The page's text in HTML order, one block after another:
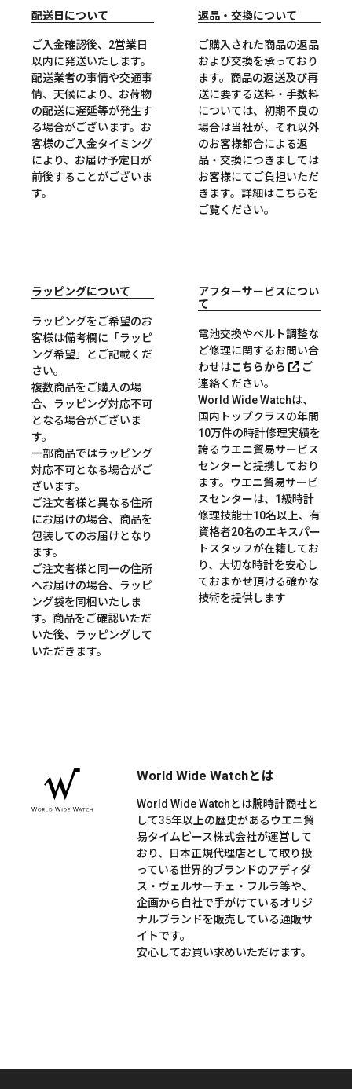
配送日について
ご入金確認後、2営業日
以内に発送いたします。
配送業者の事情や交通事
情、天候により、お荷物
の配送に遅延等が発生す
る場合がございます。お
客様のご入金タイミング
により、お届け予定日が
前後することがございま
す。
返品・交換について
ご購入された商品の返品
および交換を承っており
ます。商品の返送及び再
送に要する送料・手数料
については、初期不良の
場合は当社が、それ以外
のお客様都合による返
品・交換につきましては
お客様にてご負担いただ
きます。詳細はこちらを
ご覧ください。
ラッピングについて
ラッピングをご希望のお
客様は備考欄に「ラッピ
ング希望」とご記載くだ
さい。
複数商品をご購入の場
合、ラッピング対応不可
となる場合がございま
す。
一部商品ではラッピング
対応不可となる場合がご
ざいます。
ご注文者様と異なる住所
にお届けの場合、商品を
包装してのお届けとなり
ます。
ご注文者様と同一の住所
へお届けの場合、ラッピ
ング袋を同梱いたしま
す。商品をご確認いただ
いた後、ラッピングして
いただきます。
アフターサービスについ
て
電池交換やベルト調整な
ど修理に関するお問い合
わせはこちらから
ご
連絡ください。
World Wide Watchは、
国内トップクラスの年間
10万件の時計修理実績を
誇るウエニ貿易サービス
センターと提携しており
ます。ウエニ貿易サービ
スセンターは、1級時計
修理技能士10名以上、有
資格者20名のエキスパー
トスタッフが在籍してお
り、大切な時計を安心し
ておまかせ頂ける確かな
技術を提供します
World Wide Watchとは
World Wide Watchとは腕時計商社と
して35年以上の歴史があるウエニ貿
易タイムピース株式会社が運営して
おり、日本正規代理店として取り扱
っている世界的ブランドのアディダ
ス・ヴェルサーチェ・フルラ等や、
企画から自社で手がけているオリジ
ナルブランドを販売している通販サ
イトです。
安心してお買い求めいただけます。